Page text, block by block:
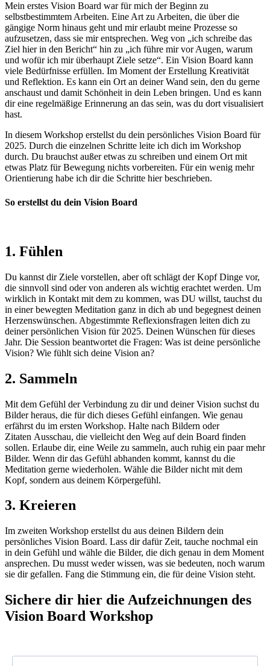
Mein erstes Vision Board war für mich der Beginn zu
selbstbestimmtem Arbeiten. Eine Art zu Arbeiten, die über die
gängige Norm hinaus geht und mir erlaubt meine Prozesse so
aufzusetzen, dass sie mir entsprechen. Weg von „ich schreibe das
Ziel hier in den Bericht“ hin zu „ich führe mir vor Augen, warum
und wofür ich mir überhaupt Ziele setze“. Ein Vision Board kann
viele Bedürfnisse erfüllen. Im Moment der Erstellung Kreativität
und Reflektion. Es kann ein Ort an deiner Wand sein, den du gerne
anschaust und damit Schönheit in dein Leben bringen. Und es kann
dir eine regelmäßige Erinnerung an das sein, was du dort visualisiert
hast.
In diesem Workshop erstellst du dein persönliches Vision Board für
2025. Durch die einzelnen Schritte leite ich dich im Workshop
durch. Du brauchst außer etwas zu schreiben und einem Ort mit
etwas Platz für Bewegung nichts vorbereiten. Für ein wenig mehr
Orientierung habe ich dir die Schritte hier beschrieben.
So erstellst du dein Vision Board
1. Fühlen
Du kannst dir Ziele vorstellen, aber oft schlägt der Kopf Dinge vor,
die sinnvoll sind oder von anderen als wichtig erachtet werden. Um
wirklich in Kontakt mit dem zu kommen, was DU willst, tauchst du
in einer bewegten Meditation ganz in dich ab und begegnest deinen
Herzenswünschen. Abgestimmte Reflexionsfragen leiten dich zu
deiner persönlichen Vision für 2025. Deinen Wünschen für dieses
Jahr. Die Session beantwortet die Fragen: Was ist deine persönliche
Vision? Wie fühlt sich deine Vision an?
2. Sammeln
Mit dem Gefühl der Verbindung zu dir und deiner Vision suchst du
Bilder heraus, die für dich dieses Gefühl einfangen. Wie genau
erfährst du im ersten Workshop. Halte nach Bildern oder
Zitaten Ausschau, die vielleicht den Weg auf dein Board finden
sollen. Erlaube dir, eine Weile zu sammeln, auch ruhig ein paar mehr
Bilder. Wenn dir das Gefühl abhanden kommt, kannst du die
Meditation gerne wiederholen. Wähle die Bilder nicht mit dem
Kopf, sondern aus deinem Körpergefühl.
3. Kreieren
Im zweiten Workshop erstellst du aus deinen Bildern dein
persönliches Vision Board. Lass dir dafür Zeit, tauche nochmal ein
in dein Gefühl und wähle die Bilder, die dich genau in dem Moment
ansprechen. Du musst weder wissen, was sie bedeuten, noch warum
sie dir gefallen. Fang die Stimmung ein, die für deine Vision steht.
Sichere dir hier die Aufzeichnungen des
Vision Board Workshop